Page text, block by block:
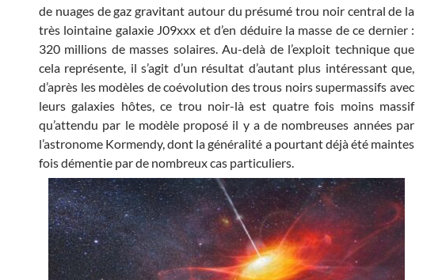
de nuages de gaz gravitant autour du présumé trou noir central de la
très lointaine galaxie J09xxx et d’en déduire la masse de ce dernier :
320 millions de masses solaires. Au-delà de l’exploit technique que
cela représente, il s’agit d’un résultat d’autant plus intéressant que,
d’après les modèles de coévolution des trous noirs supermassifs avec
leurs galaxies hôtes, ce trou noir-là est quatre fois moins massif
qu’attendu par le modèle proposé il y a de nombreuses années par
l’astronome Kormendy, dont la généralité a pourtant déjà été maintes
fois démentie par de nombreux cas particuliers.